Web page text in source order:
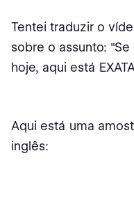
Tentei traduzir o
sobre o assunto:
hoje, aqui está
Aqui está uma
inglês: